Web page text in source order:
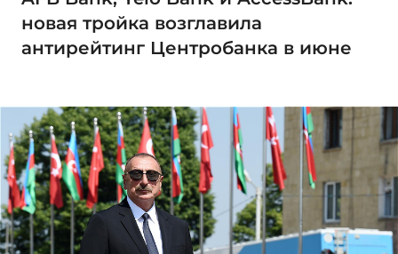
новая тройка возглавила
антирейтинг Центробанка в июне